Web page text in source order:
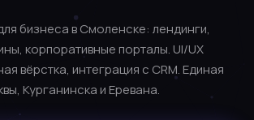
бизнеса в Смоленске: лендинги,
корпоративные порталы. UI/UX
вёрстка, интеграция с CRM. Единая
Курганинска и Еревана.